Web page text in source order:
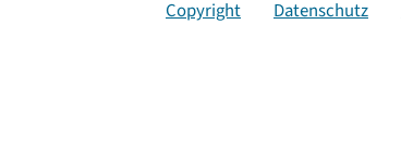
Copyright Datenschutz